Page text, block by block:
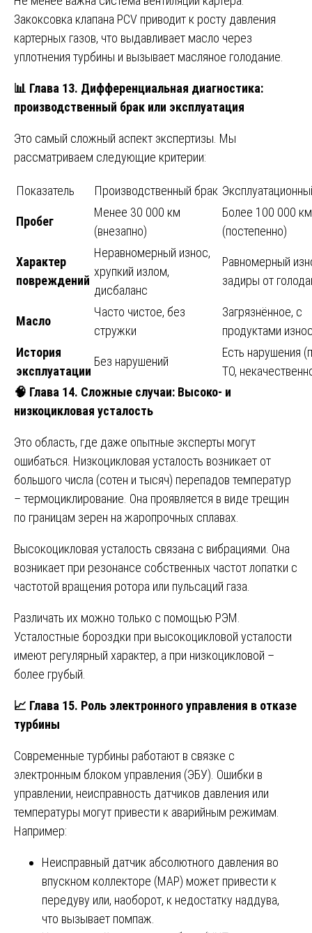
Закоксовка клапана PCV приводит к росту давления
картерных газов, что выдавливает масло через
уплотнения турбины и вызывает масляное голодание.
📊 Глава 13. Дифференциальная диагностика:
производственный брак или эксплуатация
Это самый сложный аспект экспертизы. Мы
рассматриваем следующие критерии:
Показатель Производственный брак
Пробег
Менее 30 000 км
(внезапно)
Более 100 000 км
(постепенно)
Характер
повреждений
Неравномерный износ,
хрупкий излом,
дисбаланс
Равномерный
задиры от
Масло
Часто чистое, без
стружки
Загрязнённое, с
продуктами
История
эксплуатации
Без нарушений
Есть нарушения
ТО,
🧠 Глава 14. Сложные случаи: Высоко- и
низкоцикловая усталость
Это область, где даже опытные эксперты могут
ошибаться. Низкоцикловая усталость возникает от
большого числа (сотен и тысяч) перепадов температур
– термоциклирование. Она проявляется в виде трещин
по границам зерен на жаропрочных сплавах.
Высокоцикловая усталость связана с вибрациями. Она
возникает при резонансе собственных частот лопатки с
частотой вращения ротора или пульсаций газа.
Различать их можно только с помощью РЭМ.
Усталостные бороздки при высокоцикловой усталости
имеют регулярный характер, а при низкоцикловой –
более грубый.
📈 Глава 15. Роль электронного управления в отказе
турбины
Современные турбины работают в связке с
электронным блоком управления (ЭБУ). Ошибки в
управлении, неисправность датчиков давления или
температуры могут привести к аварийным режимам.
Например:
Неисправный датчик абсолютного давления во
впускном коллекторе (MAP) может привести к
передуву или, наоборот, к недостатку наддува,
что вызывает помпаж.